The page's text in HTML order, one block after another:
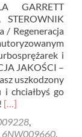
GARRETT
STEROWNIK
/ Regeneracja
i
JAKOŚCI –
uszkodzony
chciałbyś go
Read
about
[…]
,
6NW009660,